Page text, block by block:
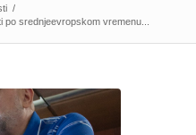
/
srednjeevropskom vremenu...